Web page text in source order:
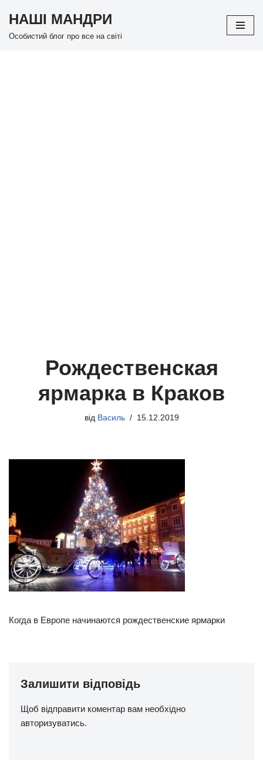
Перейти
НАШІ МАНДРИ
Особистий блог про все на світі
Рождественская
ярмарка в Краков
від Василь 15.12.2019
Когда в Европе начинаются рождественские ярмарки
Залишити відповідь
Щоб відправити коментар вам необхідно
авторизуватись.